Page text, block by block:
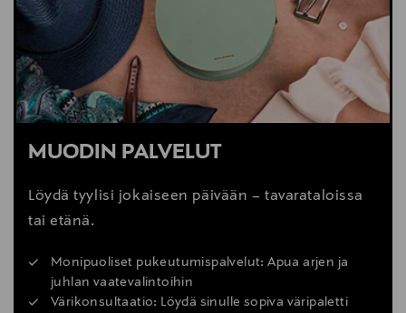
MUODIN PALVELUT
Löydä tyylisi jokaiseen päivään – tavarataloissa
tai etänä.
Monipuoliset pukeutumispalvelut: Apua arjen ja
juhlan vaatevalintoihin
Värikonsultaatio: Löydä sinulle sopiva väripaletti